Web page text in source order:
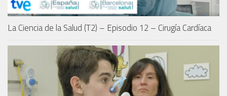
La Ciencia de la Salud (T2) – Episodio 12 – Cirugía Cardíaca